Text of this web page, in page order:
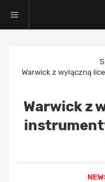
Warwick z wyłączną
Warwick z